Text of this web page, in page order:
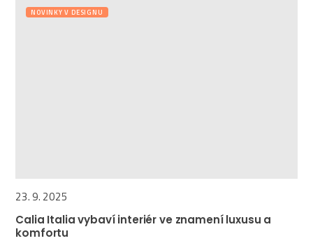
NOVINKY V DESIGNU
23. 9. 2025
Calia Italia vybaví interiér ve znamení luxusu a
komfortu